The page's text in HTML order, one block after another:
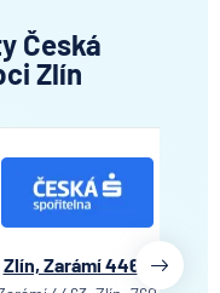
Česká
Zlín
Zlín, Zarámí 4463